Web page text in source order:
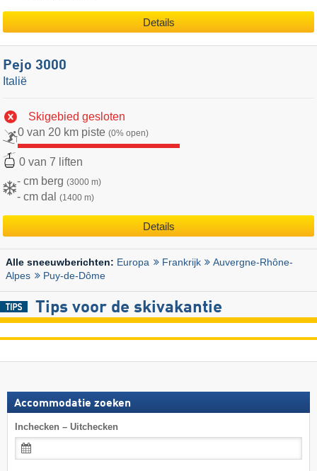
Details
Pejo 3000
Italië
Skigebied gesloten
0 van 20 km piste (0% open)
0 van 7 liften
- cm berg (3000 m)
- cm dal (1400 m)
Details
Alle sneeuwberichten: Europa Frankrijk
Auvergne-Rhône-
Alpes
Puy-de-Dôme
Tips voor de skivakantie
Accommodatie zoeken
Inchecken – Uitchecken